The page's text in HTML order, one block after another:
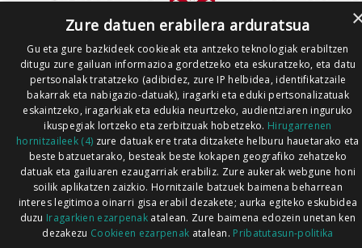
Zure datuen erabilera arduratsua
Gu eta gure bazkideek cookieak eta antzeko teknologiak erabiltzen
ditugu zure gailuan informazioa gordetzeko eta eskuratzeko, eta datu
pertsonalak tratatzeko (adibidez, zure IP helbidea, identifikatzaile
bakarrak eta nabigazio-datuak), iragarki eta eduki pertsonalizatuak
eskaintzeko, iragarkiak eta edukia neurtzeko, audientziaren inguruko
ikuspegiak lortzeko eta zerbitzuak hobetzeko. Hirugarrenen
hornitzaileek (4) zure datuak ere trata ditzakete helburu hauetarako eta
beste batzuetarako, besteak beste kokapen geografiko zehatzeko
datuak eta gailuaren ezaugarriak erabiliz. Zure aukerak webgune honi
soilik aplikatzen zaizkio. Hornitzaile batzuek baimena beharrean
interes legitimoa oinarri gisa erabil dezakete; aurka egiteko eskubidea
duzu Iragarkien ezarpenak atalean. Zure baimena edozein unetan ken
dezakezu Cookieen ezarpenak atalean. Pribatutasun-politika